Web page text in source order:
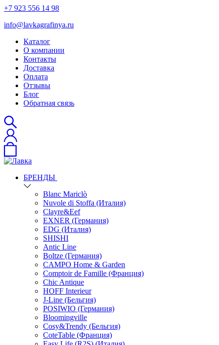
+7 923 556 14 98
info@lavkagrafinya.ru
Каталог
О компании
Контакты
Доставка
Оплата
Отзывы
Блог
Обратная связь
БРЕНДЫ
Blanc Mariclò
Nuvole di Stoffa (Италия)
Clayre&Eef
EXNER (Германия)
EDG (Италия)
SHISHI
Antic Line
Boltze (Германия)
CAMPO Home & Garden
Comptoir de Famille (Франция)
Chic Antique
HOFF Interieur
J-Line (Бельгия)
POSIWIO (Германия)
Bloomingville
Cosy&Trendy (Бельгия)
CoteTable (Франция)